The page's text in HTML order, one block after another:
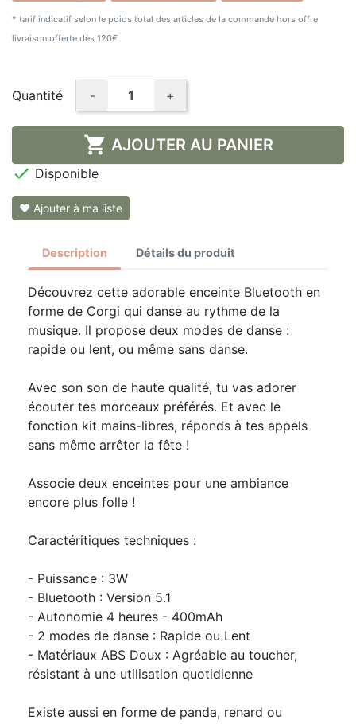
* tarif indicatif selon le poids total des articles de la commande hors offre
livraison offerte dès 120€
Quantité - +
 AJOUTER AU PANIER
 Disponible
❤ Ajouter à ma liste
Description Détails du produit
Découvrez cette adorable enceinte Bluetooth en
forme de Corgi qui danse au rythme de la
musique. Il propose deux modes de danse :
rapide ou lent, ou même sans danse.
Avec son son de haute qualité, tu vas adorer
écouter tes morceaux préférés. Et avec le
fonction kit mains-libres, réponds à tes appels
sans même arrêter la fête !
Associe deux enceintes pour une ambiance
encore plus folle !
Caractéritiques techniques :
- Puissance : 3W
- Bluetooth : Version 5.1
- Autonomie 4 heures - 400mAh
- 2 modes de danse : Rapide ou Lent
- Matériaux ABS Doux : Agréable au toucher,
résistant à une utilisation quotidienne
Existe aussi en forme de panda, renard ou